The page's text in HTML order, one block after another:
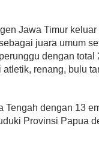
Jawa Timur
juara umum
dengan
renang, bulu
Tengah dengan 13
Provinsi Papua